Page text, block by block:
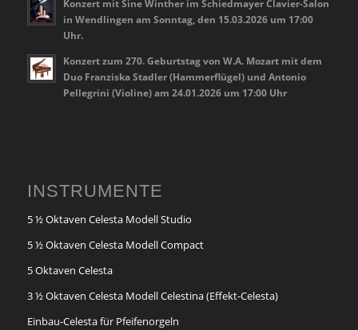
Konzert mit Sine Winther im Schiedmayer Clavier-Salon
in Wendlingen am Sonntag, den 15.03.2026 um 17:00
Uhr.
Konzert zum 270. Geburtstag von W.A. Mozart mit dem
Duo Franziska Stadler (Hammerflügel) und Antonio
Pellegrini (Violine) am 24.01.2026 um 17:00 Uhr
INSTRUMENTE
5 ½ Oktaven Celesta Modell Studio
5 ½ Oktaven Celesta Modell Compact
5 Oktaven Celesta
3 ½ Oktaven Celesta Modell Celestina (Effekt-Celesta)
Einbau-Celesta für Pfeifenorgeln